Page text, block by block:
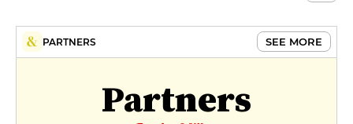
PARTNERS SEE MORE
Partners